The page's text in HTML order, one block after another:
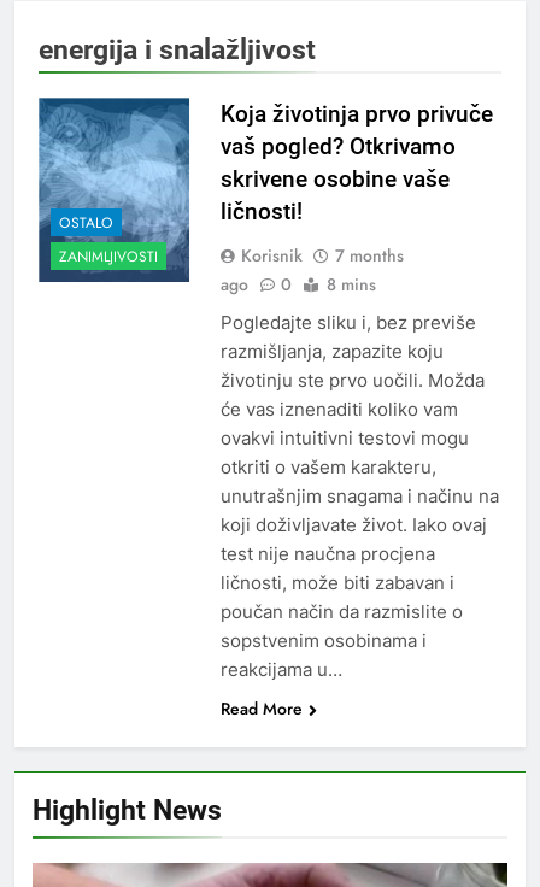
Highlight News
energija i snalažljivost
OSTALO
ZANIMLJIVOSTI
Koja životinja prvo privuče
vaš pogled? Otkrivamo
skrivene osobine vaše
ličnosti!
Korisnik
7 months
ago
0 8 mins
Pogledajte sliku i, bez previše
razmišljanja, zapazite koju
životinju ste prvo uočili. Možda
će vas iznenaditi koliko vam
ovakvi intuitivni testovi mogu
otkriti o vašem karakteru,
unutrašnjim snagama i načinu na
koji doživljavate život. Iako ovaj
test nije naučna procjena
ličnosti, može biti zabavan i
poučan način da razmislite o
sopstvenim osobinama i
reakcijama u…
Read More